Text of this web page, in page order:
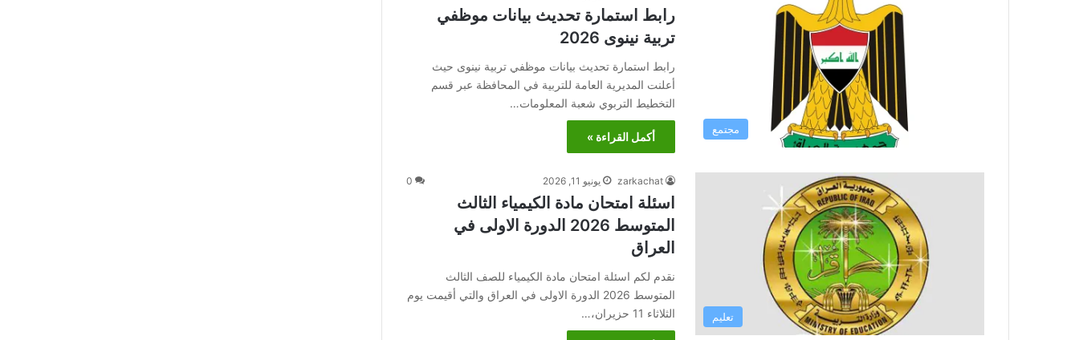
مجتمع
رابط استمارة تحديث بيانات موظفي
تربية نينوى 2026
رابط استمارة تحديث بيانات موظفي تربية نينوى حيث
أعلنت المديرية العامة للتربية في المحافظة عبر قسم
التخطيط التربوي شعبة المعلومات…
أكمل القراءة »
تعليم
zarkachat يونيو 11, 2026 0
اسئلة امتحان مادة الكيمياء الثالث
المتوسط 2026 الدورة الاولى في
العراق
نقدم لكم اسئلة امتحان مادة الكيمياء للصف الثالث
المتوسط 2026 الدورة الاولى في العراق والتي أقيمت يوم
الثلاثاء 11 حزيران،…